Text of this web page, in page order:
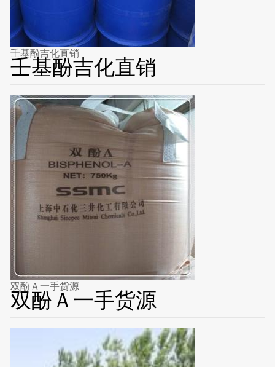
壬基酚吉化直销
壬基酚吉化直销
双酚Ａ一手货源
双酚Ａ一手货源